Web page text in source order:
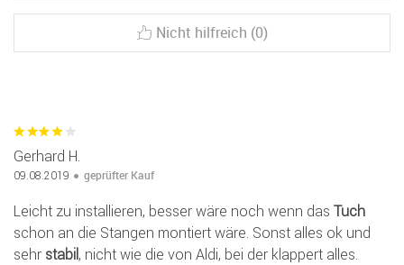
Nicht hilfreich (0)
Gerhard H.
09.08.2019 geprüfter Kauf
Leicht zu installieren, besser wäre noch wenn das Tuch
schon an die Stangen montiert wäre. Sonst alles ok und
sehr stabil , nicht wie die von Aldi, bei der klappert alles.